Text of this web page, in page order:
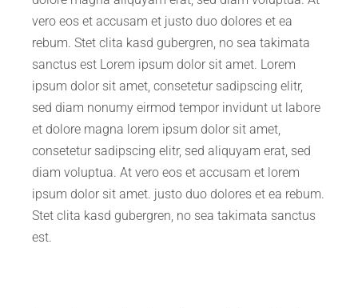
vero eos et accusam et justo duo dolores et ea
rebum. Stet clita kasd gubergren, no sea takimata
sanctus est Lorem ipsum dolor sit amet. Lorem
ipsum dolor sit amet, consetetur sadipscing elitr,
sed diam nonumy eirmod tempor invidunt ut labore
et dolore magna lorem ipsum dolor sit amet,
consetetur sadipscing elitr, sed aliquyam erat, sed
diam voluptua. At vero eos et accusam et lorem
ipsum dolor sit amet. justo duo dolores et ea rebum.
Stet clita kasd gubergren, no sea takimata sanctus
est.